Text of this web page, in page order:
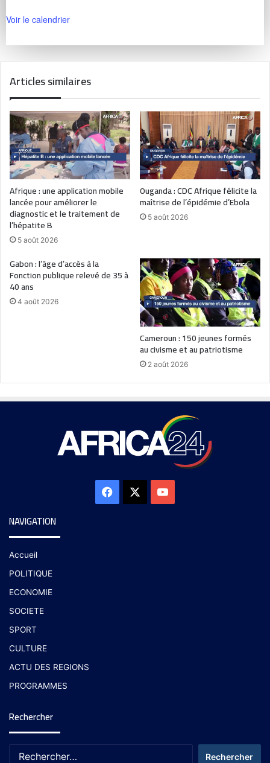
Voir le calendrier
Articles similaires
Afrique : une application mobile
lancée pour améliorer le
diagnostic et le traitement de
l’hépatite B
5 août 2026
Ouganda : CDC Afrique félicite la
maîtrise de l’épidémie d’Ebola
5 août 2026
Gabon : l’âge d’accès à la
Fonction publique relevé de 35 à
40 ans
4 août 2026
Cameroun : 150 jeunes formés
au civisme et au patriotisme
2 août 2026
NAVIGATION
Accueil
POLITIQUE
ECONOMIE
SOCIETE
SPORT
CULTURE
ACTU DES REGIONS
PROGRAMMES
Rechercher